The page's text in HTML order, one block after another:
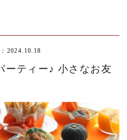
2024.10.18
ーティー♪ 小さなお友